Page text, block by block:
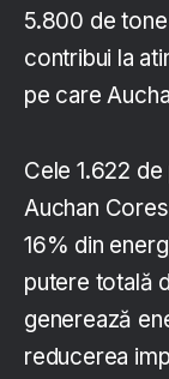
5.800 de
contribui la
pe care
Cele 1.622
Auchan
16% din
putere totală
generează
reducerea